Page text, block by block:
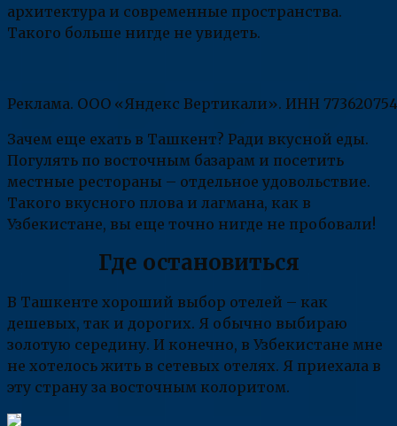
архитектура и современные пространства.
Такого больше нигде не увидеть.
Реклама. ООО «Яндекс Вертикали». ИНН
Зачем еще ехать в Ташкент? Ради вкусной еды.
Погулять по восточным базарам и посетить
местные рестораны – отдельное удовольствие.
Такого вкусного плова и лагмана, как в
Узбекистане, вы еще точно нигде не пробовали!
Где остановиться
В Ташкенте хороший выбор отелей – как
дешевых, так и дорогих. Я обычно выбираю
золотую середину. И конечно, в Узбекистане мне
не хотелось жить в сетевых отелях. Я приехала в
эту страну за восточным колоритом.